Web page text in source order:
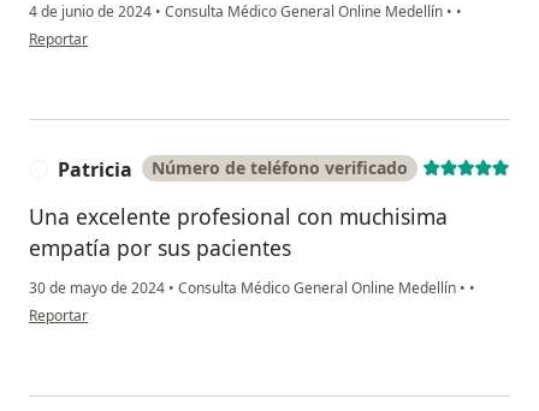
4 de junio de 2024 • Consulta Médico General Online Medellín • •
en opinión del usuario Jonathan
Reportar
Patricia Número de teléfono verificado
Una excelente profesional con muchisima
empatía por sus pacientes
30 de mayo de 2024 • Consulta Médico General Online Medellín • •
en opinión del usuario Patricia
Reportar